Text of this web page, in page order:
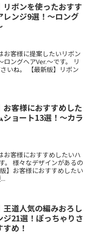
リボンを使ったおすす
レンジ9選！～ロング
お客様に提案したいリボン
ングヘアVer.～です。 リ
いね。 【最新版】リボン
お客様におすすめした
ショート13選！～カラ
お客様におすすめしたいハ
。 様々なデザインがあるの
】お客様におすすめしたい
王道人気の編みおろし
ジ21選！ぽっちゃりさ
め！